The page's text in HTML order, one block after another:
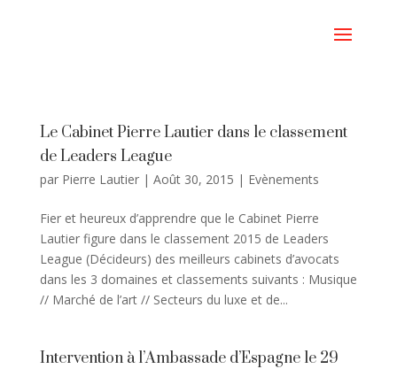
Le Cabinet Pierre Lautier dans le classement
de Leaders League
par Pierre Lautier| Août 30, 2015 | Evènements
Fier et heureux d’apprendre que le Cabinet Pierre
Lautier figure dans le classement 2015 de Leaders
League (Décideurs) des meilleurs cabinets d’avocats
dans les 3 domaines et classements suivants : Musique
// Marché de l’art // Secteurs du luxe et de...
Intervention à l’Ambassade d’Espagne le 29